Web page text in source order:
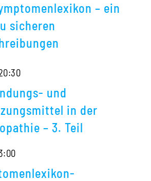
– ein
sicheren
und
in der
– 3. Teil